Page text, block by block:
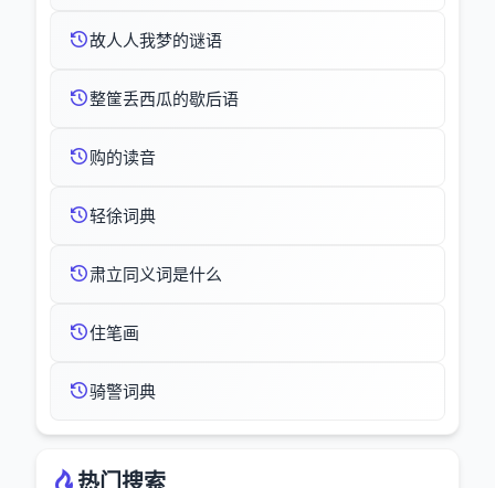
故人人我梦的谜语
整筐丢西瓜的歇后语
购的读音
轻徐词典
肃立同义词是什么
住笔画
骑警词典
热门搜索